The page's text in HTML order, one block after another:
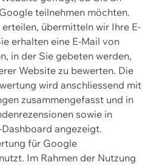
teilnehmen möchten.
übermitteln wir Ihre E-
erhalten eine E-Mail von
in der Sie gebeten werden,
Website zu bewerten. Die
wird anschliessend mit
zusammengefasst und in
sowie in
angezeigt.
für Google
Im Rahmen der Nutzung